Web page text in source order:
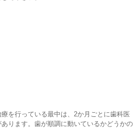
を行っている最中は、2か月ごとに歯科医
ります。歯が順調に動いているかどうかの